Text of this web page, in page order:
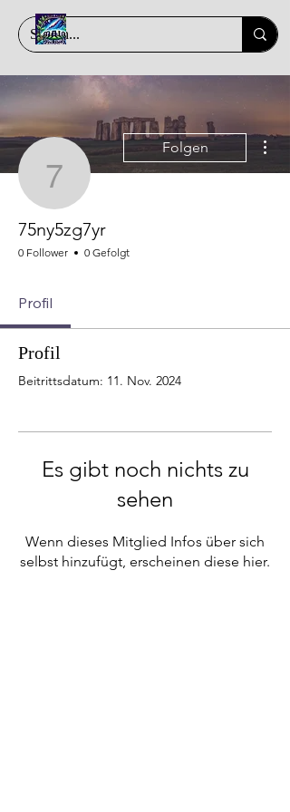
75ny5zg7yr
Folgen
75ny5zg7yr
0 Follower 0 Gefolgt
Profil
Profil
Beitrittsdatum: 11. Nov. 2024
Es gibt noch nichts zu
sehen
Wenn dieses Mitglied Infos über sich
selbst hinzufügt, erscheinen diese hier.